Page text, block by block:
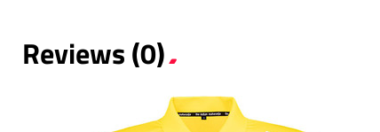
Reviews (0)